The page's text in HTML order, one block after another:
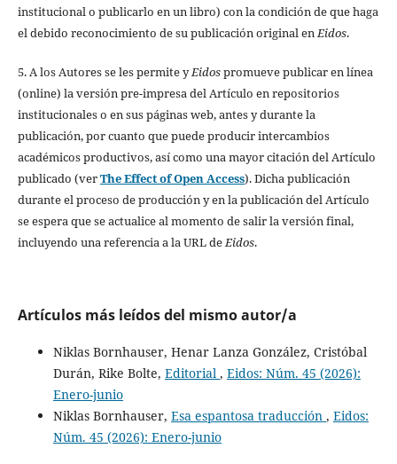
institucional o publicarlo en un libro) con la condición de que haga
el debido reconocimiento de su publicación original enEidos.
5. A los Autores se les permite yEidospromueve publicar en línea
(online) la versión pre-impresa del Artículo en repositorios
institucionales o en sus páginas web, antes y durante la
publicación, por cuanto que puede producir intercambios
académicos productivos, así como una mayor citación del Artículo
publicado (verThe Effect of Open Access). Dicha publicación
durante el proceso de producción y en la publicación del Artículo
se espera que se actualice al momento de salir la versión final,
incluyendo una referencia a la URL deEidos.
Artículos más leídos del mismo autor/a
Niklas Bornhauser, Henar Lanza González, Cristóbal
Durán, Rike Bolte, Editorial , Eidos: Núm. 45 (2026):
Enero-junio
Niklas Bornhauser, Esa espantosa traducción , Eidos:
Núm. 45 (2026): Enero-junio